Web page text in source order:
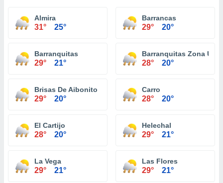
Almira
31° 25°
Barrancas
29° 20°
Barranquitas
29° 21°
Barranquitas Zona
28° 20°
Brisas De Aibonito
29° 20°
Carro
28° 20°
El Cartijo
28° 20°
Helechal
29° 21°
La Vega
29° 21°
Las Flores
29° 21°